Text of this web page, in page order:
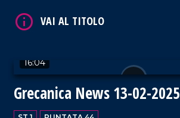
16:04
Grecanica News 13-02-2025
VAI AL TITOLO